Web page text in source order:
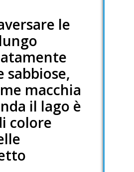
le
macchia
il lago è
colore